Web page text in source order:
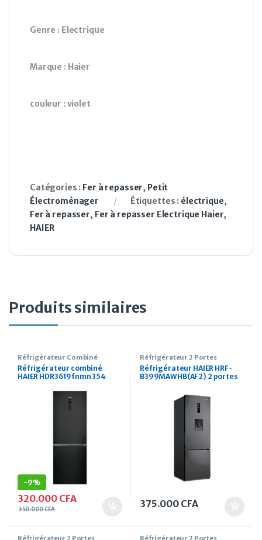
Genre : Electrique
Marque : Haier
couleur : violet
Catégories : Fer à repasser, Petit
Électroménager
Étiquettes : électrique,
Fer à repasser, Fer à repasser Electrique Haier,
HAIER
Produits similaires
Réfrigérateur Combiné
Réfrigérateur combiné
HAIER HDR3619fnmn 354
-9%
320.000 CFA
350.000CFA
Réfrigérateur 2 Portes
Réfrigérateur HAIER HRF-
B399MAWHB(AF2) 2 portes
375.000 CFA
Réfrigérateur 2 Portes Réfrigérateur 2 Portes